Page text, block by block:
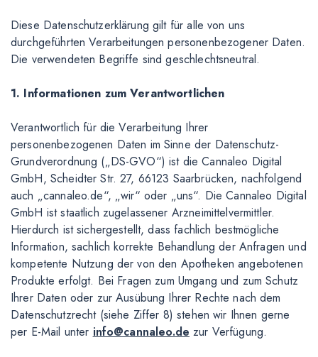
Diese Datenschutzerklärung gilt für alle von uns
durchgeführten Verarbeitungen personenbezogener Daten.
Die verwendeten Begriffe sind geschlechtsneutral.
1. Informationen zum Verantwortlichen
Verantwortlich für die Verarbeitung Ihrer
personenbezogenen Daten im Sinne der Datenschutz-
Grundverordnung („DS-GVO“) ist die Cannaleo Digital
GmbH, Scheidter Str. 27, 66123 Saarbrücken, nachfolgend
auch „cannaleo.de“, „wir“ oder „uns“. Die Cannaleo Digital
GmbH ist staatlich zugelassener Arzneimittelvermittler.
Hierdurch ist sichergestellt, dass fachlich bestmögliche
Information, sachlich korrekte Behandlung der Anfragen und
kompetente Nutzung der von den Apotheken angebotenen
Produkte erfolgt. Bei Fragen zum Umgang und zum Schutz
Ihrer Daten oder zur Ausübung Ihrer Rechte nach dem
Datenschutzrecht (siehe Ziffer 8) stehen wir Ihnen gerne
per E-Mail unter info@cannaleo.de zur Verfügung.